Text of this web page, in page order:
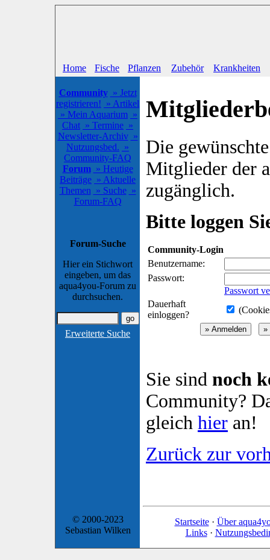
Home Fische Pflanzen Zubehör Krankheiten
Community » Jetzt
registrieren! » Artikel
» Mein Aquarium »
Chat » Termine »
Newsletter-Archiv »
Nutzungsbed. »
Community-FAQ
Forum » Heutige
Beiträge » Aktuelle
Themen » Suche »
Forum-FAQ
Forum-Suche
Hier ein Stichwort
eingeben, um das
aqua4you-Forum zu
durchsuchen.
Erweiterte Suche
Die
Mitglieder der
zugänglich.
Bitte loggen
Community-Login
Benutzername:
Passwort:
Passwort
Dauerhaft
einloggen?
Sie sind noch
Community?
gleich hier an!
Zurück zur
© 2000-2023
Sebastian Wilken
Startseite· Über
Links·